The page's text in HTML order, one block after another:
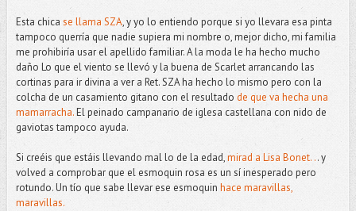
Esta chica se llama SZA, y yo lo entiendo porque si yo llevara esa pinta
tampoco querría que nadie supiera mi nombre o, mejor dicho, mi familia
me prohibiría usar el apellido familiar. A la moda le ha hecho mucho
daño Lo que el viento se llevó y la buena de Scarlet arrancando las
cortinas para ir divina a ver a Ret. SZA ha hecho lo mismo pero con la
colcha de un casamiento gitano con el resultado de que va hecha una
mamarracha.El peinado campanario de iglesa castellana con nido de
gaviotas tampoco ayuda.
Si creéis que estáis llevando mal lo de la edad,mirad a Lisa Bonet. .. y
volved a comprobar que el esmoquin rosa es un sí inesperado pero
rotundo. Un tío que sabe llevar ese esmoquin hace maravillas,
maravillas.